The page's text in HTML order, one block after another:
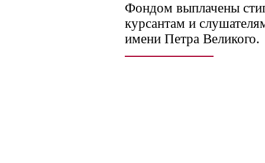
Фондом выплачены
курсантам и
имени Петра Великого.